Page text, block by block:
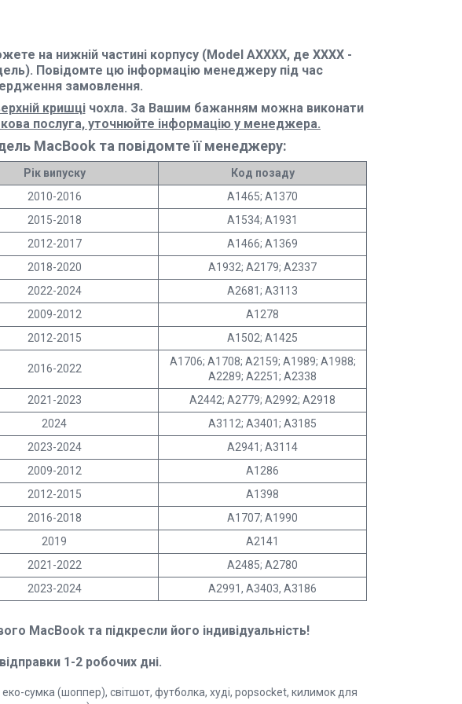
на нижній частині корпусу (Model AXXXX, де XXXX -
Повідомте цю інформацію менеджеру під час
замовлення.
кришцічохла. За Вашим бажанням можна виконати
послуга, уточнюйте інформацію у менеджера.
MacBook та повідомте її менеджеру:
Рік випуску
Код позаду
2010-2016
A1465; A1370
2015-2018
A1534; A1931
2012-2017
A1466; A1369
2018-2020
A1932; A2179; A2337
2022-2024
A2681; A3113
2009-2012
A1278
2012-2015 A1502; A1425
2016-2022
A1706; A1708; A2159; A1989; A1988;
A2289; A2251; A2338
2021-2023
A2442; А2779; А2992; A2918
2024
A3112; А3401; А3185
2023-2024
A2941; A3114
2009-2012
A1286
2012-2015
A1398
2016-2018
A1707; A1990
2019
A2141
2021-2022
A2485; А2780
2023-2024 A2991, A3403, A3186
MacBook та підкресли його індивідуальність!
1-2 робочих дні.
сумка (шоппер), світшот, футболка, худі, popsocket, килимок для